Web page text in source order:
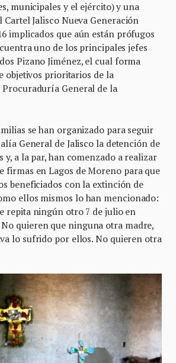
municipales y el ejército) y una
Jalisco Nueva Generación
implicados que aún están prófugos
uno de los principales jefes
Pizano Jiménez, el cual forma
objetivos prioritarios de la
General de la
se han organizado para seguir
General de Jalisco la detención de
y, a la par, han comenzado a realizar
firmas en Lagos de Moreno para que
beneficiados con la extinción de
ellos mismos lo han mencionado:
repita ningún otro 7 de julio en
quieren que ninguna otra madre,
lo sufrido por ellos. No quieren otra